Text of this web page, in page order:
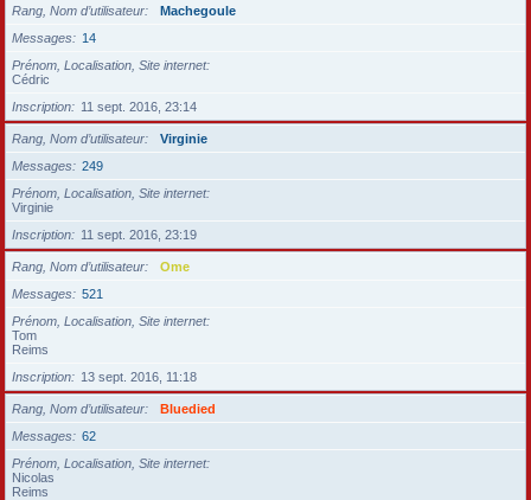
Rang, Nom d’utilisateur
Machegoule
Messages
14
Prénom, Localisation, Site internet
Cédric
Inscription
11 sept. 2016, 23:14
Rang, Nom d’utilisateur
Virginie
Messages
249
Prénom, Localisation, Site internet
Virginie
Inscription
11 sept. 2016, 23:19
Rang, Nom d’utilisateur
Ome
Messages
521
Prénom, Localisation, Site internet
Tom
Reims
Inscription
13 sept. 2016, 11:18
Rang, Nom d’utilisateur
Bluedied
Messages
62
Prénom, Localisation, Site internet
Nicolas
Reims